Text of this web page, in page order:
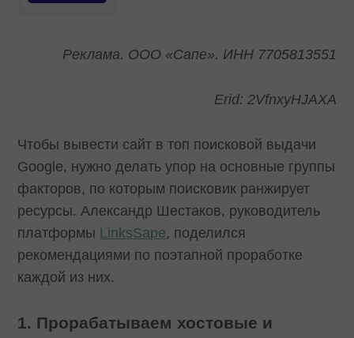
Реклама. ООО «Сапе». ИНН 7705813551
Erid: 2VfnxyHJAXA
Чтобы вывести сайт в топ поисковой выдачи
Google, нужно делать упор на основные группы
факторов, по которым поисковик ранжирует
ресурсы. Александр Шестаков, руководитель
платформы LinksSape, поделился
рекомендациями по поэтапной проработке
каждой из них.
1. Прорабатываем хостовые и